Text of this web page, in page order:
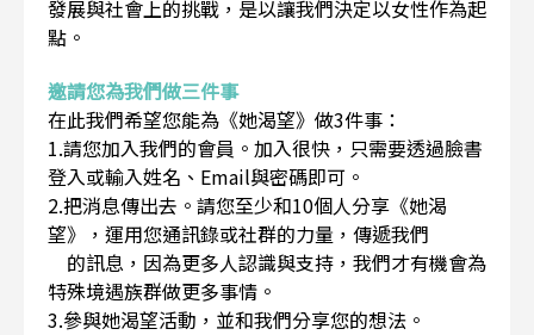
發展與社會上的挑戰，是以讓我們決定以女性作為起
點。
邀請您為我們做三件事
在此我們希望您能為《她渴望》做3件事：
1.請您加入我們的會員。加入很快，只需要透過臉書
登入或輸入姓名、Email與密碼即可。
2.把消息傳出去。請您至少和10個人分享《她渴
望》，運用您通訊錄或社群的力量，傳遞我們
的訊息，因為更多人認識與支持，我們才有機會為
特殊境遇族群做更多事情。
3.參與她渴望活動，並和我們分享您的想法。